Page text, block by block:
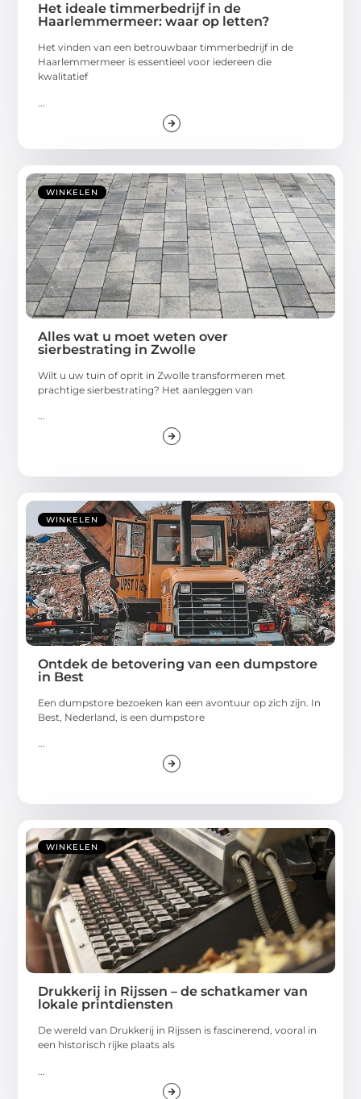
Het ideale timmerbedrijf in de
Haarlemmermeer: waar op letten?
Het vinden van een betrouwbaar timmerbedrijf in de
Haarlemmermeer is essentieel voor iedereen die
kwalitatief
WINKELEN
Alles wat u moet weten over
sierbestrating in Zwolle
Wilt u uw tuin of oprit in Zwolle transformeren met
prachtige sierbestrating? Het aanleggen van
...
WINKELEN
Ontdek de betovering van een dumpstore
in Best
Een dumpstore bezoeken kan een avontuur op zich zijn. In
Best, Nederland, is een dumpstore
...
WINKELEN
Drukkerij in Rijssen – de schatkamer van
lokale printdiensten
De wereld van Drukkerij in Rijssen is fascinerend, vooral in
een historisch rijke plaats als